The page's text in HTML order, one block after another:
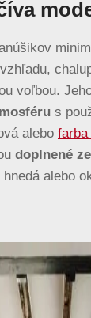
voľbou.
s
alebo
doplnené
alebo